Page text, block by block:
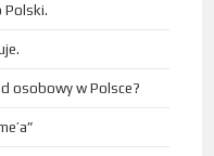
Polski.
osobowy w Polsce?